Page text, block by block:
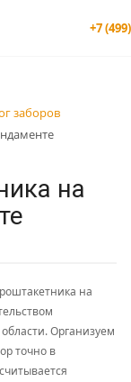
+7
заборов
на
на
Организуем
точно в